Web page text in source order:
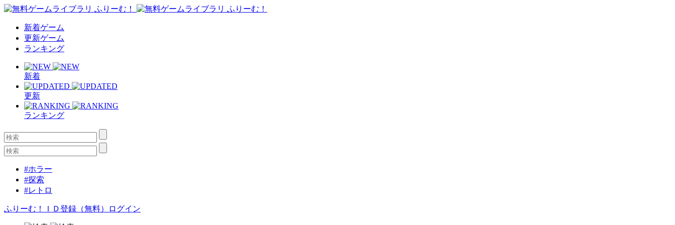
新着ゲーム
更新ゲーム
ランキング
新着
更新
ランキング
#ホラー
#探索
#レトロ
ふりーむ！ＩＤ登録（無料） ログイン